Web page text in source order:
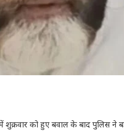
शुक्रवार को हुए बवाल के बाद पुलिस ने